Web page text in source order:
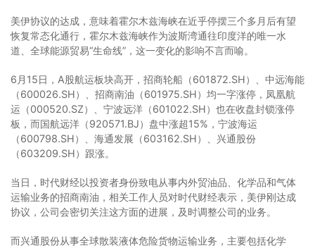
美伊协议的达成，意味着霍尔木兹海峡在近乎停摆三个多月后有望
恢复常态化通行，霍尔木兹海峡作为波斯湾通往印度洋的唯一水
道、全球能源贸易“生命线”，这一变化的影响不言而喻。
6月15日，A股航运板块高开，招商轮船（601872.SH）、中远海能
（600026.SH）、招商南油（601975.SH）均一字涨停，凤凰航
运（000520.SZ）、宁波远洋（601022.SH）也在收盘封锁涨停
板，而国航远洋（920571.BJ）盘中涨超15%，宁波海运
（600798.SH）、海通发展（603162.SH）、兴通股份
（603209.SH）跟涨。
当日，时代财经以投资者身份致电从事内外贸油品、化学品和气体
运输业务的招商南油，相关工作人员对时代财经表示，美伊刚达成
协议，公司会密切关注这方面的进展，及时调整公司的业务。
而兴通股份从事全球散装液体危险货物运输业务，主要包括化学